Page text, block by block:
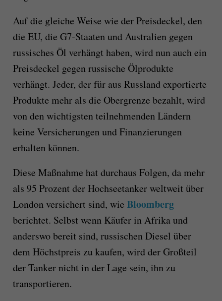
Auf die gleiche Weise wie der Preisdeckel, den
die EU, die G7-Staaten und Australien gegen
russisches Öl verhängt haben, wird nun auch ein
Preisdeckel gegen russische Ölprodukte
verhängt. Jeder, der für aus Russland exportierte
Produkte mehr als die Obergrenze bezahlt, wird
von den wichtigsten teilnehmenden Ländern
keine Versicherungen und Finanzierungen
erhalten können.
Diese Maßnahme hat durchaus Folgen, da mehr
als 95 Prozent der Hochseetanker weltweit über
London versichert sind, wie Bloomberg
berichtet. Selbst wenn Käufer in Afrika und
anderswo bereit sind, russischen Diesel über
dem Höchstpreis zu kaufen, wird der Großteil
der Tanker nicht in der Lage sein, ihn zu
transportieren.